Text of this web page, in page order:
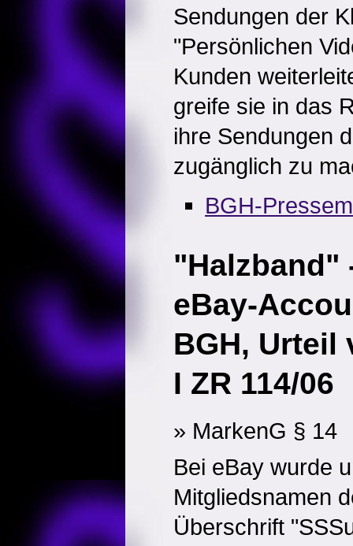
Sendungen der
"Persönlichen
Kunden
greife sie in das
ihre Sendungen
zugänglich zu
BGH-
"Halzband"
eBay-
BGH, Urteil
I ZR 114/06
» MarkenG § 14
Bei eBay wurde
Mitgliedsnamen
Überschrift